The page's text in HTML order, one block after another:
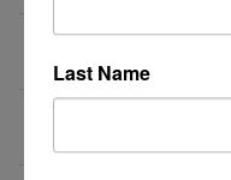
새로운 포차 서버구함 /
Gastropub (Downtown PDX)
Last Name